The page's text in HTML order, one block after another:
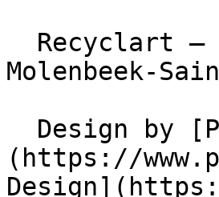
Molenbeek-
(https://